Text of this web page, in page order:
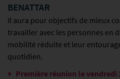
BENATTAR
Il aura pour objectifs de mieux
travailler avec les personnes en
mobilité réduite et leur
quotidien.
Première réunion le vendredi